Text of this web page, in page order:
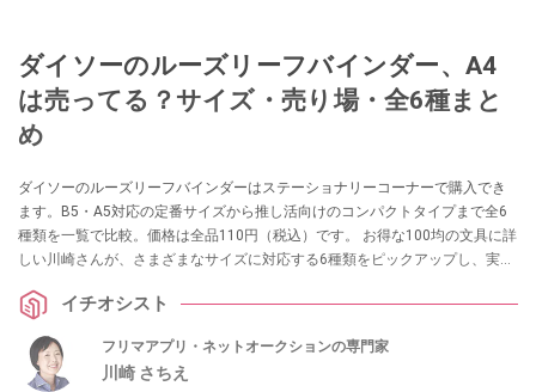
ダイソーのルーズリーフバインダー、A4
は売ってる？サイズ・売り場・全6種まと
め
ダイソーのルーズリーフバインダーはステーショナリーコーナーで購入でき
ます。B5・A5対応の定番サイズから推し活向けのコンパクトタイプまで全6
種類を一覧で比較。価格は全品110円（税込）です。 お得な100均の文具に詳
しい川崎さんが、さまざまなサイズに対応する6種類をピックアップし、実際
イチオシスト
フリマアプリ・ネットオークションの専門家
川崎 さちえ